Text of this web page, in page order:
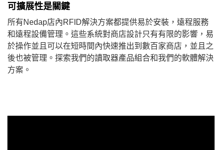
可擴展性是關鍵
所有Nedap店內RFID解決方案都提供易於安裝，遠程服務
和遠程設備管理。這些系統對商店設計只有有限的影響，易
於操作並且可以在短時間內快速推出到數百家商店，並且之
後也被管理。探索我們的讀取器產品組合和我們的軟體解決
方案。